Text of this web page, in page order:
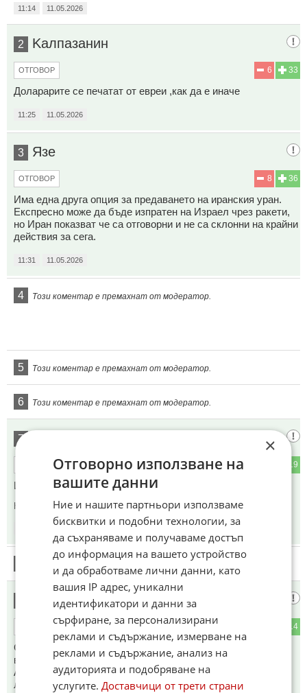
11:14 11.05.2026
2 Kaлпазанин
33
6
ОТГОВОР
Доларарите се печатат от евреи ,как да е иначе
11:25 11.05.2026
3 Язе
36
8
ОТГОВОР
Има една друга опция за предаването на иранския уран.
Експресно може да бъде изпратен на Израел чрез ракети,
но Иран показват че са отговорни и не са склонни на крайни
действия за сега.
11:31 11.05.2026
4 Този коментар е премахнат от модератор.
5 Този коментар е премахнат от модератор.
6 Този коментар е премахнат от модератор.
7
19
ОТГОВОР
Иран трябва да се концентрира върху Израел.
Коментиран от#14
Този коментар е премахнат от модератор.
Някой
14
ОТГОВОР
САЩ е еврейска колония завзета от вътре с пари и
влияние.
А в миналото хващат сферата, защото в християнството
лихварството се води грях и от това се възползват.
×
Отговорно използване на
вашите данни
Ние и нашите партньори използваме
бисквитки и подобни технологии, за
да съхраняваме и получаваме достъп
до информация на вашето устройство
и да обработваме лични данни, като
вашия IP адрес, уникални
идентификатори и данни за
сърфиране, за персонализирани
реклами и съдържание, измерване на
реклами и съдържание, анализ на
аудиторията и подобряване на
услугите.Доставчици от трети страни